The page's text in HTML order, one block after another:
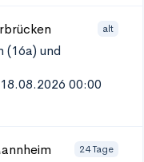
alt
(16a) und
00:00
24 Tage